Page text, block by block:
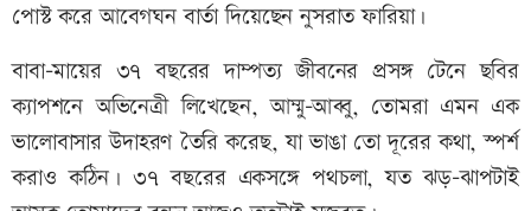
পোস্ট করে আবেগঘন বার্তা দিয়েছেন নুসরাত ফারিয়া।
বাবা-মায়ের ৩৭ বছরের দাম্পত্য জীবনের প্রসঙ্গ টেনে ছবির
ক্যাপশনে অভিনেত্রী লিখেছেন, আম্মু-আব্বু, তোমরা এমন এক
ভালোবাসার উদাহরণ তৈরি করেছ, যা ভাঙা তো দূরের কথা, স্পর্শ
করাও কঠিন। ৩৭ বছরের একসঙ্গে পথচলা, যত ঝড়-ঝাপটাই